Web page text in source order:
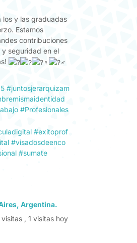
los y las graduadas
Estamos
contribuciones
seguridad en el
#juntosjerarquizam
#Profesionales
#exitoprof
#visadosdeenco
#sumate
Argentina.
, 1 visitas hoy